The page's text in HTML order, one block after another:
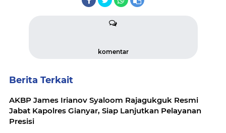
komentar
Berita Terkait
AKBP James Irianov Syaloom Rajagukguk Resmi
Jabat Kapolres Gianyar, Siap Lanjutkan Pelayanan
Presisi